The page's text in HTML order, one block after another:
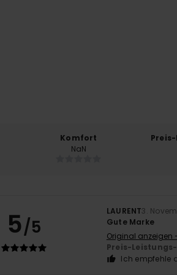
Komfort
NaN
5/5
LAURENT3.
Gute Marke
Original anzeigen
Preis-
Ich empfehle